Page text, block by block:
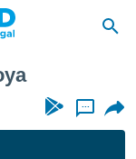
...